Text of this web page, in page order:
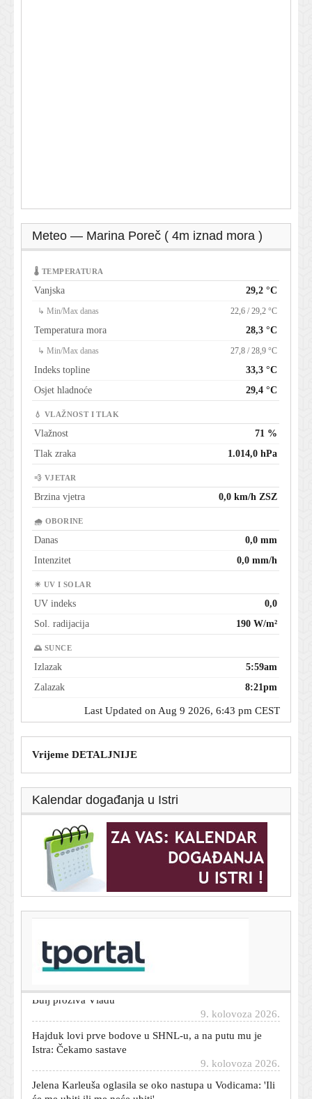
Meteo — Marina Poreč ( 4m iznad mora )
🌡 TEMPERATURA
Vanjska 29,2 °C
↳ Min/Max danas 22,6 / 29,2 °C
Temperatura mora 28,3 °C
↳ Min/Max danas 27,8 / 28,9 °C
Indeks topline
33,3 °C
Osjet hladnoće
29,4 °C
💧 VLAŽNOST I TLAK
Vlažnost
71 %
Tlak zraka
1.014,0 hPa
💨 VJETAR
Brzina vjetra 0,0 km/h ZSZ
🌧 OBORINE
Danas
0,0 mm
Intenzitet
0,0 mm/h
☀ UV I SOLAR
UV indeks
0,0
Sol. radijacija
190 W/m²
🌅 SUNCE
Izlazak
5:59am
Zalazak
8:21pm
Last Updated on Aug 9 2026, 6:43 pm CEST
Vrijeme DETALJNIJE
Kalendar događanja u Istri
T-portal.hr
Mještani snimili gomilu fekalija s MoDem festivala na
Napeto na Sinjskoj alci: Plenković puca od ponosa, a
9. kolovoza 2026.
Hajduk lovi prve bodove u SHNL-u, a na putu mu je
Istra: Čekamo sastave
Jelena Karleuša oglasila se oko nastupa u Vodicama: 'Ili
će me ubiti ili me neće ubiti'